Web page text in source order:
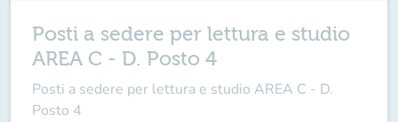
Posti a sedere per lettura e studio
AREA C - D. Posto 4
Posti a sedere per lettura e studio AREA C - D.
Posto 4